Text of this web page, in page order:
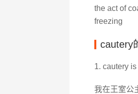
the act of
freezing
cautery
1. cautery
我在王室公